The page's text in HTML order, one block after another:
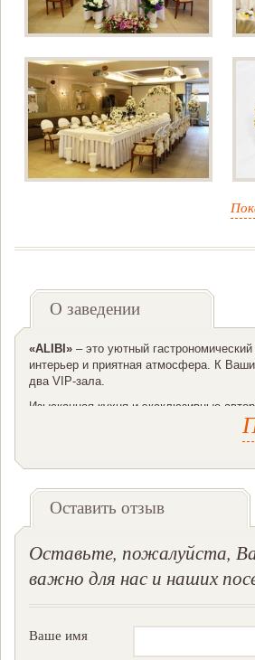
О заведении
«ALIBI» – это уютный
интерьер и приятная атмосфера. К
два VIP-зала.
Изысканная кухня и эксклюзивные
обновляющееся меню! Необычайное
окорок с розмарином, перепелка
оставит равнодушным гостей
из карамелизированных яблок.
Доступные цены, специальные
«ALIBI» – прекрасное место для
презентаций. Обширное банкетное
Вашим услугам: проектор и большой
Оставить отзыв
Оставьте, пожалуйста,
важно для нас и наших
Ваше имя